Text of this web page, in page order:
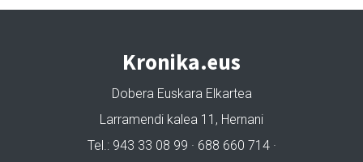
Kronika.eus
Dobera Euskara Elkartea
Larramendi kalea 11, Hernani
Tel.: 943 33 08 99 · 688 660 714 ·